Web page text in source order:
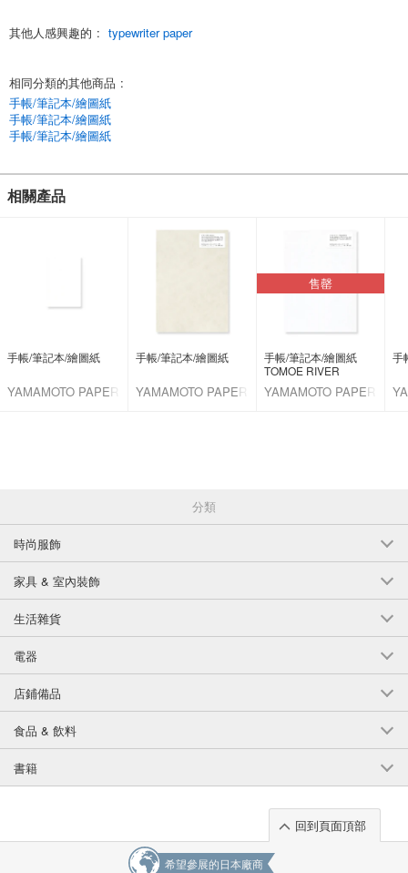
其他人感興趣的 : typewriter paper
相同分類的其他商品 :
手帳/筆記本/繪圖紙
手帳/筆記本/繪圖紙
手帳/筆記本/繪圖紙
相關產品
手帳/筆記本/繪圖紙
YAMAMOTO PAPER
手帳/筆記本/繪圖紙
YAMAMOTO PAPER
售罄
手帳/筆記本/繪圖紙
TOMOE RIVER
YAMAMOTO PAPER
手
分類
時尚服飾
家具 & 室內裝飾
生活雜貨
電器
店鋪備品
食品 & 飲料
書籍
回到頁面頂部
希望參展的日本廠商